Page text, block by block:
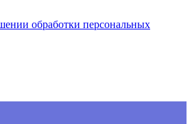
обработки персональных